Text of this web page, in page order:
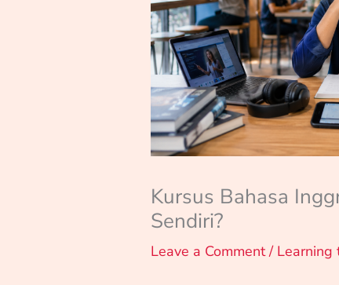
Kursus Bahasa
Sendiri?
Leave a Comment / Learning